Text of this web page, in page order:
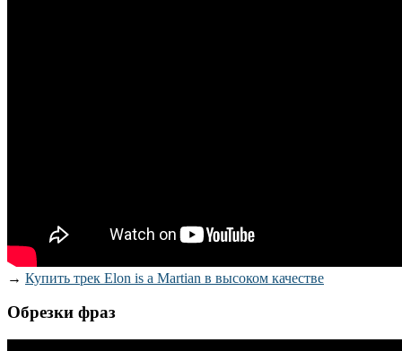
→ Купить трек Elon is a Martian в высоком качестве
Обрезки фраз